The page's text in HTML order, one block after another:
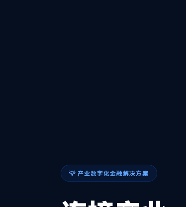
💡 产业数字化金融解决方案